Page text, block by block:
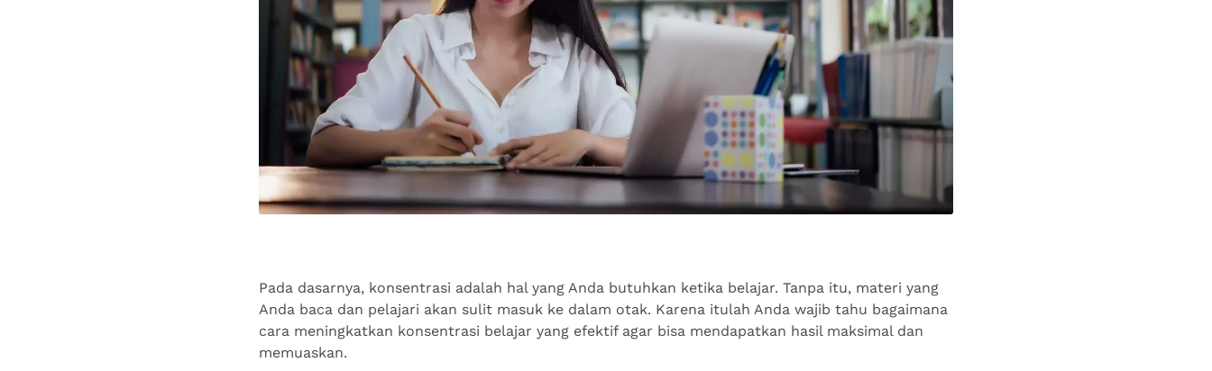
Pada dasarnya, konsentrasi adalah hal yang Anda butuhkan ketika belajar. Tanpa itu, materi yang
Anda baca dan pelajari akan sulit masuk ke dalam otak. Karena itulah Anda wajib tahu bagaimana
cara meningkatkan konsentrasi belajar yang efektif agar bisa mendapatkan hasil maksimal dan
memuaskan.